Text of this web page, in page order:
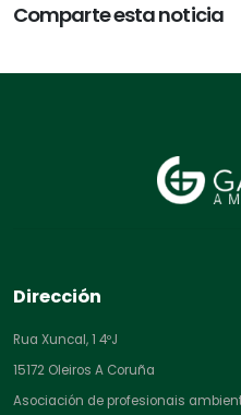
Comparte esta noticia
Dirección
Rua Xuncal, 1 4ºJ
15172 Oleiros A Coruña
Asociación de profesionais